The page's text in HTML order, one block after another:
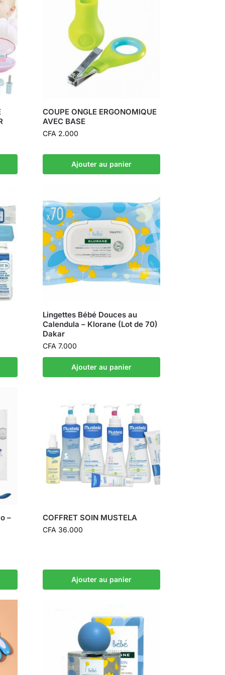
COUPE ONGLE ERGONOMIQUE
AVEC BASE
CFA 2.000
Ajouter au panier
Lingettes Bébé Douces au
Calendula – Klorane (Lot de 70)
Dakar
CFA 7.000
Ajouter au panier
– COFFRET SOIN MUSTELA
CFA 36.000
Ajouter au panier